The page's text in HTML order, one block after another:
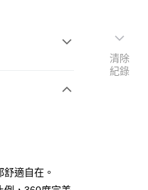
適自在。
清除
紀錄